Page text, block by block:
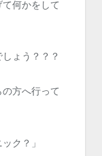
何かをして
ょう？？？
方へ行って
ク？」